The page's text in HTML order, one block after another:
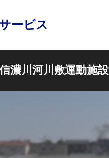
ービス
濃川河川敷運動施設